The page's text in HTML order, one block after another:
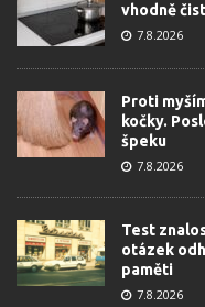
vhodně
7.8.2026
Proti
kočky.
špeku
7.8.2026
Test
otázek
paměti
7.8.2026